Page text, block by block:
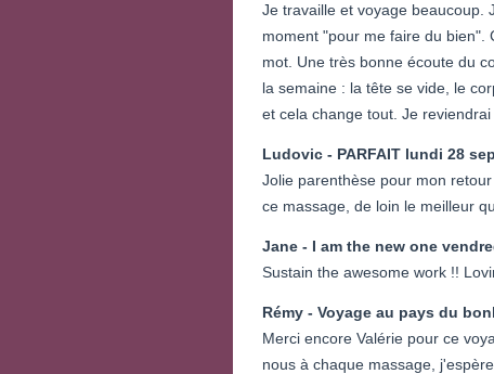
Je travaille et voyage beaucoup.
moment "pour me faire du bien".
mot. Une très bonne écoute du
la semaine : la tête se vide, le
et cela change tout. Je
Ludovic - PARFAIT lundi 28
Jolie parenthèse pour mon
ce massage, de loin le meilleur
Jane - I am the new one
Sustain the awesome work !!
Rémy - Voyage au pays du
Merci encore Valérie pour ce
nous à chaque massage,